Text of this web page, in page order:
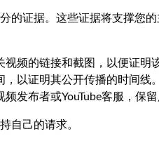
的证据。这些证据将支撑您
视频的链接和截图，以便证明
以证明其公开传播的时间线。
发布者或YouTube客服，保留
自己的请求。